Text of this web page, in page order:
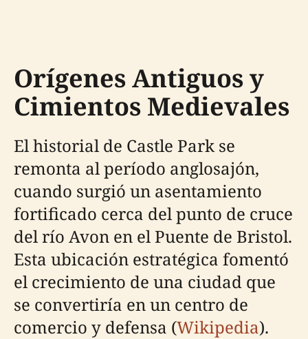
Orígenes Antiguos y
Cimientos Medievales
El historial de Castle Park se
remonta al período anglosajón,
cuando surgió un asentamiento
fortificado cerca del punto de cruce
del río Avon en el Puente de Bristol.
Esta ubicación estratégica fomentó
el crecimiento de una ciudad que
se convertiría en un centro de
comercio y defensa (Wikipedia).